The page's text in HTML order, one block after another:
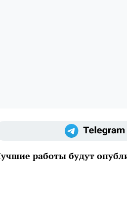
работы будут